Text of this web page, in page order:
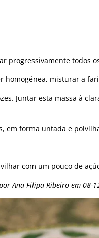
progressivamente todos
homogénea, misturar a
Juntar esta massa à
em forma untada e
com um pouco de
Ana Filipa Ribeiro em 08-